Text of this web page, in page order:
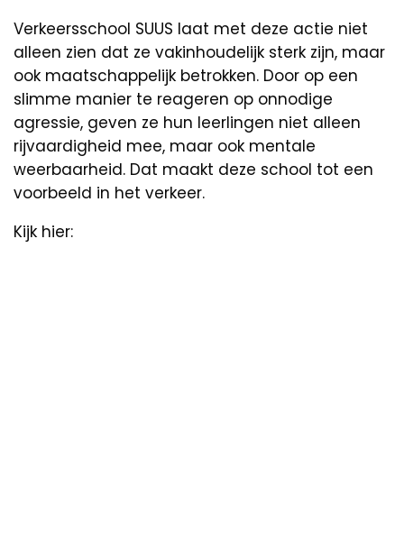
Verkeersschool SUUS laat met deze actie niet
alleen zien dat ze vakinhoudelijk sterk zijn, maar
ook maatschappelijk betrokken. Door op een
slimme manier te reageren op onnodige
agressie, geven ze hun leerlingen niet alleen
rijvaardigheid mee, maar ook mentale
weerbaarheid. Dat maakt deze school tot een
voorbeeld in het verkeer.
Kijk hier: